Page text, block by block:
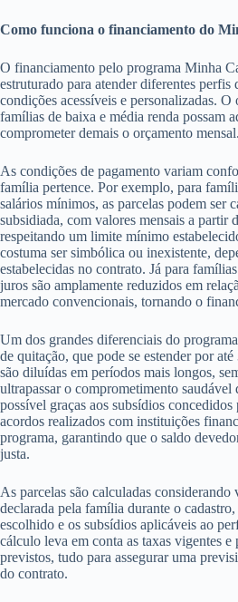
Como funciona o financiamento do
O financiamento pelo programa Minha
estruturado para atender diferentes
condições acessíveis e personalizadas.
famílias de baixa e média renda possam
comprometer demais o orçamento mensal.
As condições de pagamento variam
família pertence. Por exemplo, para
salários mínimos, as parcelas podem ser
subsidiada, com valores mensais a partir
respeitando um limite mínimo
costuma ser simbólica ou inexistente,
estabelecidas no contrato. Já para
juros são amplamente reduzidos em
mercado convencionais, tornando o
Um dos grandes diferenciais do
de quitação, que pode se estender por
são diluídas em períodos mais longos,
ultrapassar o comprometimento saudável
possível graças aos subsídios
acordos realizados com instituições
programa, garantindo que o saldo
justa.
As parcelas são calculadas considerando
declarada pela família durante o
escolhido e os subsídios aplicáveis ao
cálculo leva em conta as taxas vigentes e
previstos, tudo para assegurar uma
do contrato.